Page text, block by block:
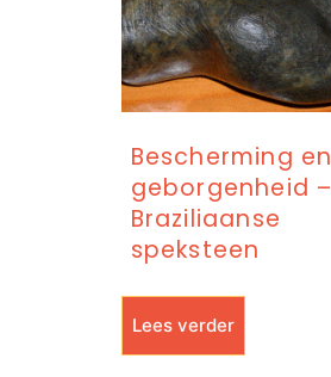
Bescherming en
geborgenheid –
Braziliaanse
speksteen
Lees verder